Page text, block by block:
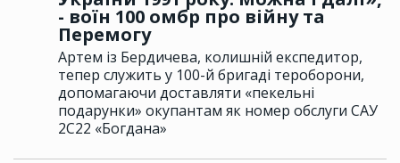
- воїн 100 омбр про війну та
Перемогу
Артем із Бердичева, колишній експедитор,
тепер служить у 100-й бригаді тероборони,
допомагаючи доставляти «пекельні
подарунки» окупантам як номер обслуги САУ
2С22 «Богдана»